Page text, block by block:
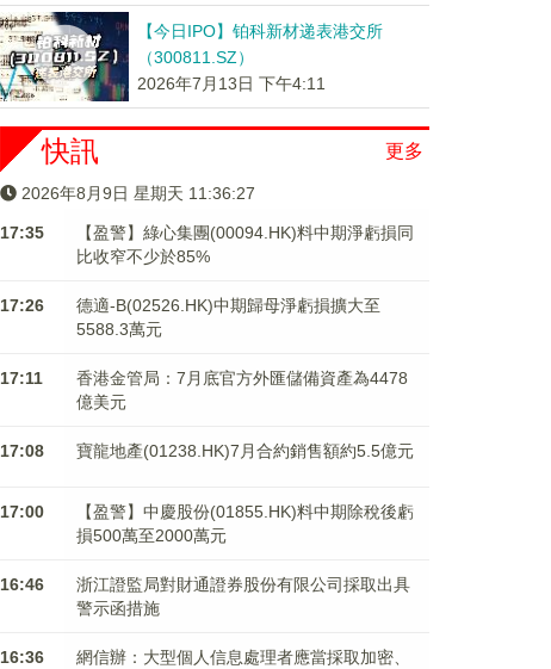
【今日IPO】铂科新材递表港交所
（300811.SZ）
2026年7月13日 下午4:11
更多
快訊
2026年8月9日 星期天 11:36:27
17:35
【盈警】綠心集團(00094.HK)料中期淨虧損同
比收窄不少於85%
17:26
德適-B(02526.HK)中期歸母淨虧損擴大至
5588.3萬元
17:11
香港金管局：7月底官方外匯儲備資產為4478
億美元
17:08 寶龍地產(01238.HK)7月合約銷售額約5.5億元
17:00
【盈警】中慶股份(01855.HK)料中期除稅後虧
損500萬至2000萬元
16:46
浙江證監局對財通證券股份有限公司採取出具
警示函措施
16:36
網信辦：大型個人信息處理者應當採取加密、